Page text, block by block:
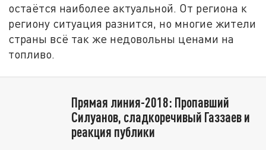
остаётся наиболее актуальной. От региона к
региону ситуация разнится, но многие жители
страны всё так же недовольны ценами на
топливо.
Прямая линия-2018: Пропавший
Силуанов, сладкоречивый Газзаев и
реакция публики